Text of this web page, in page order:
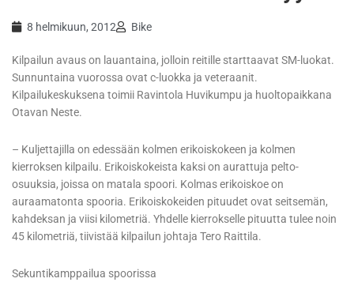
8 helmikuun, 2012 Bike
Kilpailun avaus on lauantaina, jolloin reitille starttaavat SM-luokat.
Sunnuntaina vuorossa ovat c-luokka ja veteraanit.
Kilpailukeskuksena toimii Ravintola Huvikumpu ja huoltopaikkana
Otavan Neste.
– Kuljettajilla on edessään kolmen erikoiskokeen ja kolmen
kierroksen kilpailu. Erikoiskokeista kaksi on aurattuja pelto-
osuuksia, joissa on matala spoori. Kolmas erikoiskoe on
auraamatonta spooria. Erikoiskokeiden pituudet ovat seitsemän,
kahdeksan ja viisi kilometriä. Yhdelle kierrokselle pituutta tulee noin
45 kilometriä, tiivistää kilpailun johtaja Tero Raittila.
Sekuntikamppailua spoorissa